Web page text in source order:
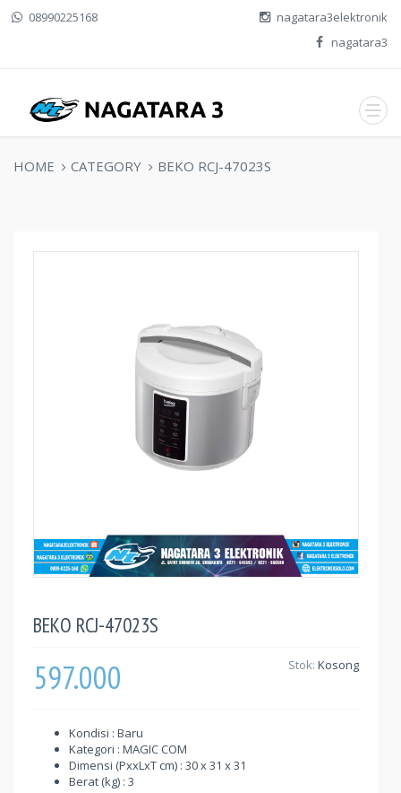
08990225168
nagatara3elektronik
nagatara3
HOME CATEGORY BEKO RCJ-47023S
BEKO RCJ-47023S
597.000 Stok: Kosong
Kondisi : Baru
Kategori : MAGIC COM
Dimensi (PxxLxT cm) : 30 x 31 x 31
Berat (kg) : 3